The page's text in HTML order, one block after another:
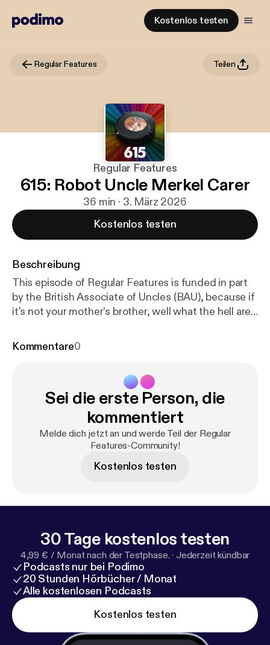
Kostenlos testen
Regular Features Teilen
Regular Features
615: Robot Uncle Merkel Carer
36 min · 3. März 2026
Kostenlos testen
Beschreibung
This episode of Regular Features is funded in part
by the British Associate of Uncles (BAU), because if
it's not your mother's brother, well what the hell are
hoover problems, Log wants to know who's gonna
done disappeared because nobody remember to
believe in her aww.
Kommentare0
Sei die erste Person, die
kommentiert
Melde dich jetzt an und werde Teil der Regular
Features-Community!
Kostenlos testen
30 Tage kostenlos testen
4,99 € / Monat nach der Testphase. · Jederzeit kündbar
Podcasts nur bei Podimo
20 Stunden Hörbücher / Monat
Alle kostenlosen Podcasts
Kostenlos testen